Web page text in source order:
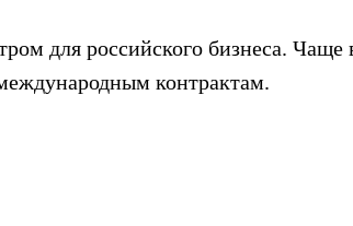
для российского бизнеса. Чаще
контрактам.